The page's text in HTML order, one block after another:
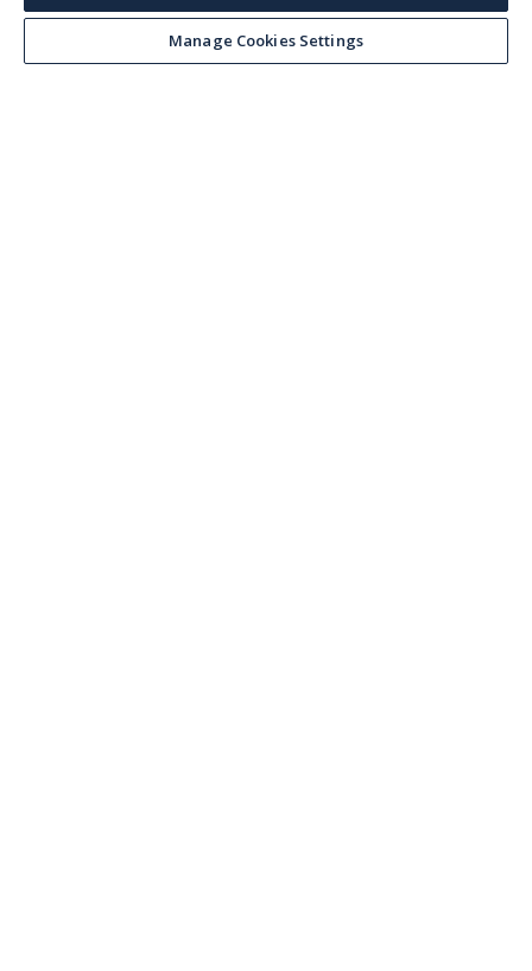
Manage Cookies Settings